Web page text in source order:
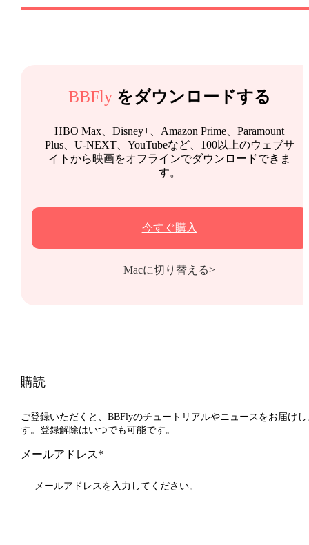
BBFly をダウンロードする
HBO Max、Disney+、Amazon Prime、Paramount
Plus、U-NEXT、YouTubeなど、100以上のウェブサ
イトから映画をオフラインでダウンロードできま
す。
今すぐ購入
Macに切り替える>
購読
ご登録いただくと、BBFlyのチュートリアルやニュースをお届けし
す。登録解除はいつでも可能です。
メールアドレス*